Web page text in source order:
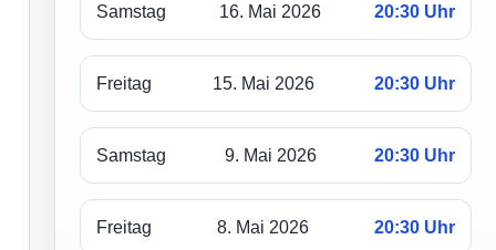
Samstag 16. Mai 2026 20:30 Uhr
Freitag 15. Mai 2026 20:30 Uhr
Samstag 9. Mai 2026 20:30 Uhr
Freitag 8. Mai 2026 20:30 Uhr